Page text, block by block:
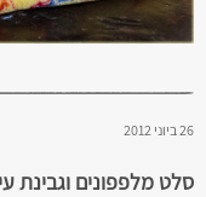
26 ביוני 2012
סלט מלפפונים וגבינת